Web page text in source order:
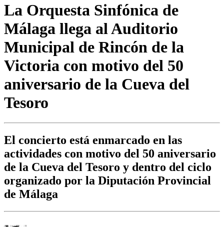
La Orquesta Sinfónica de
Málaga llega al Auditorio
Municipal de Rincón de la
Victoria con motivo del 50
aniversario de la Cueva del
Tesoro
El concierto está enmarcado en las
actividades con motivo del 50 aniversario
de la Cueva del Tesoro y dentro del ciclo
organizado por la Diputación Provincial
de Málaga